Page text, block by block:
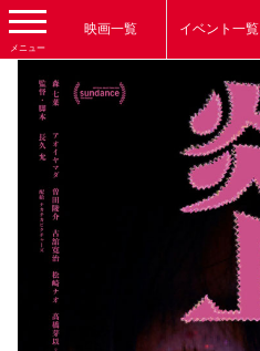
メニュー
映画一覧 イベント一覧